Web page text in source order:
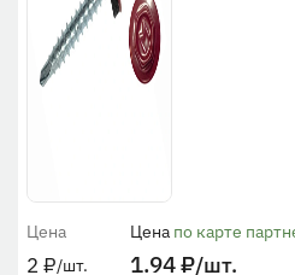
Цена
2 ₽/шт.
Цена по карте
1.94₽/шт.